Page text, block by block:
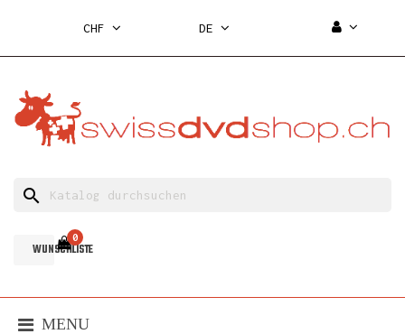
CHF DE
search
WUNSCHLISTE
0
MENU